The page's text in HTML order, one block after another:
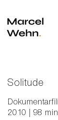
Solitude
2010 | 98 min